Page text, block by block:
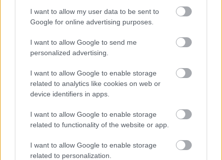
I want to allow my user data to be sent to
Google for online advertising purposes.
I want to allow Google to send me
personalized advertising.
I want to allow Google to enable storage
related to analytics like cookies on web or
device identifiers in apps.
I want to allow Google to enable storage
related to functionality of the website or app.
I want to allow Google to enable storage
related to personalization.
Σχοινάς για τις συντάξεις: Να
τηρηθούν τα συμφωνημένα και θα
συζητήσουμε – ΒΙΝΤΕΟ
, 11 Σεπτεμβρίου 2018 || Οικονομία